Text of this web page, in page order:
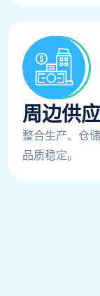
周边供
整合生产、仓
品质稳定。